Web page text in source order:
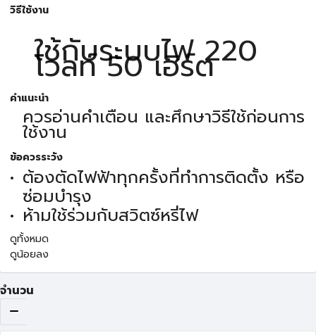
วิธีใช้งาน
ใช้กับระบบไฟ 220
โวลท์ 50 เฮิร์ต
คำแนะนำ
ควรอ่านคำเตือน และศึกษาวิธีใช้ก่อนการ
ใช้งาน
ข้อควรระวัง
ต้องตัดไฟฟ้าทุกครั้งที่ทำการติดตั้ง หรือ
ซ่อมบำรุง
ห้ามใช้ร่วมกับสวิตซ์หรี่ไฟ
ดูทั้งหมด
ดูน้อยลง
จำนวน